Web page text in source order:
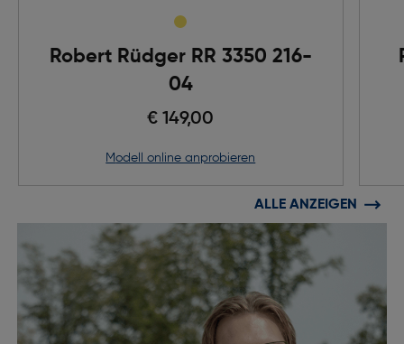
Robert Rüdger RR 3350 216-
04
€ 149,00
Modell online anprobieren
ALLE ANZEIGEN